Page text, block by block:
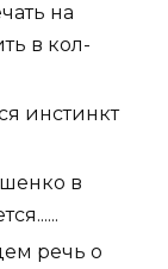
на
в кол-
инстинкт
в
речь о